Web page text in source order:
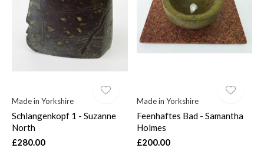
Made in Yorkshire
Schlangenkopf 1 - Suzanne
North
£280.00
Made in Yorkshire
Feenhaftes Bad - Samantha
Holmes
£200.00